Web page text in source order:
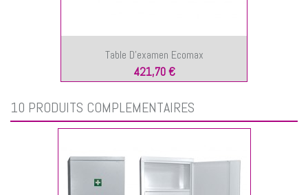
Table D'examen Ecomax
421,70 €
10 PRODUITS COMPLÉMENTAIRES